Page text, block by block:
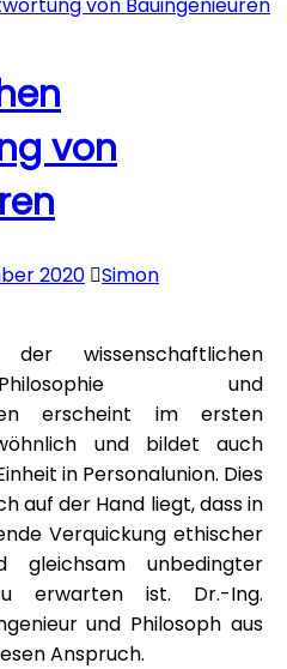
von
2020
Simon
der wissenschaftlichen
und
erscheint im ersten
und bildet auch
in Personalunion. Dies
auf der Hand liegt, dass in
Verquickung ethischer
gleichsam unbedingter
erwarten ist. Dr.-Ing.
und Philosoph aus
Anspruch.